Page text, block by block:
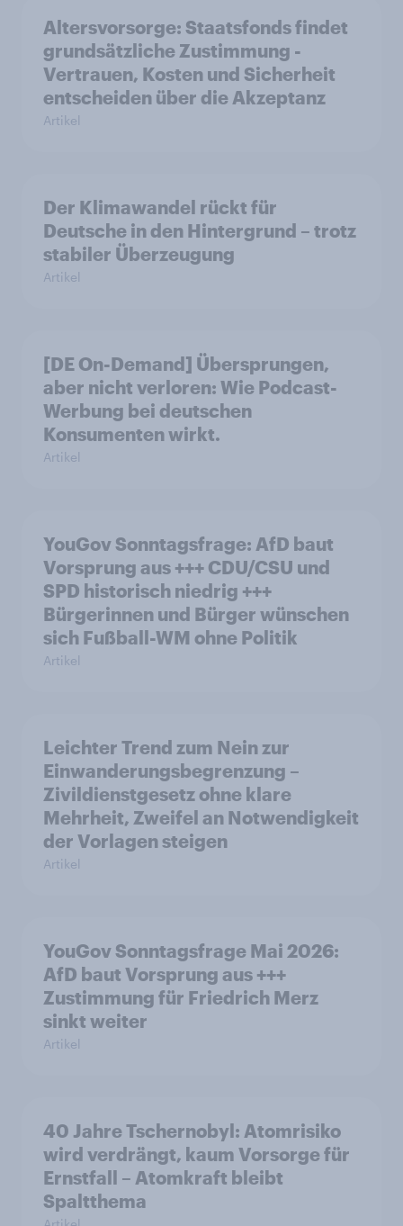
Altersvorsorge: Staatsfonds findet
grundsätzliche Zustimmung -
Vertrauen, Kosten und Sicherheit
entscheiden über die Akzeptanz
Artikel
Der Klimawandel rückt für
Deutsche in den Hintergrund – trotz
stabiler Überzeugung
Artikel
[DE On-Demand] Übersprungen,
aber nicht verloren: Wie Podcast-
Werbung bei deutschen
Konsumenten wirkt.
Artikel
YouGov Sonntagsfrage: AfD baut
Vorsprung aus +++ CDU/CSU und
SPD historisch niedrig +++
Bürgerinnen und Bürger wünschen
sich Fußball-WM ohne Politik
Artikel
Leichter Trend zum Nein zur
Einwanderungsbegrenzung –
Zivildienstgesetz ohne klare
Mehrheit, Zweifel an Notwendigkeit
der Vorlagen steigen
Artikel
YouGov Sonntagsfrage Mai 2026:
AfD baut Vorsprung aus +++
Zustimmung für Friedrich Merz
sinkt weiter
Artikel
40 Jahre Tschernobyl: Atomrisiko
wird verdrängt, kaum Vorsorge für
Ernstfall – Atomkraft bleibt
Spaltthema